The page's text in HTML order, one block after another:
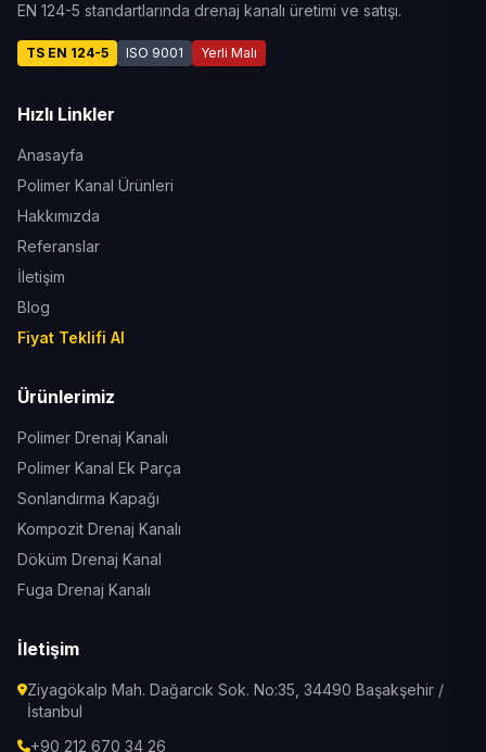
EN 124-5 standartlarında drenaj kanalı üretimi ve satışı.
TS EN 124-5 ISO 9001 Yerli Malı
Hızlı Linkler
Anasayfa
Polimer Kanal Ürünleri
Hakkımızda
Referanslar
İletişim
Blog
Fiyat Teklifi Al
Ürünlerimiz
Polimer Drenaj Kanalı
Polimer Kanal Ek Parça
Sonlandırma Kapağı
Kompozit Drenaj Kanalı
Döküm Drenaj Kanal
Fuga Drenaj Kanalı
İletişim
Ziyagökalp Mah. Dağarcık Sok. No:35, 34490 Başakşehir /
İstanbul
+90 212 670 34 26